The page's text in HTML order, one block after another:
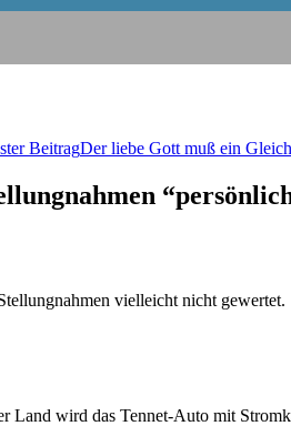
BeitragDer lie­be Gott muß ein
viel­leicht nicht gewertet.
Land wird das Ten­net-Auto mit